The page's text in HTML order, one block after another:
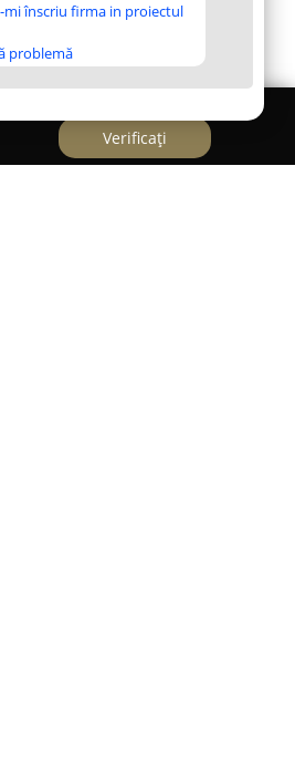
mi înscriu firma in proiectul
problemă
Verificați